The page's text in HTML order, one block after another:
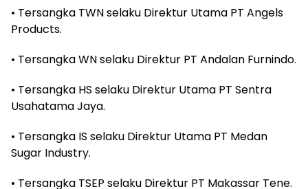
• Tersangka TWN selaku Direktur Utama PT Angels
Products.
• Tersangka WN selaku Direktur PT Andalan Furnindo.
• Tersangka HS selaku Direktur Utama PT Sentra
Usahatama Jaya.
• Tersangka IS selaku Direktur Utama PT Medan
Sugar Industry.
• Tersangka TSEP selaku Direktur PT Makassar Tene.